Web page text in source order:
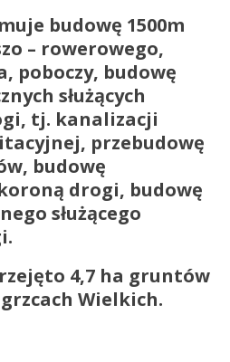
budowę 1500m
– rowerowego,
poboczy, budowę
służących
tj. kanalizacji
przebudowę
budowę
drogi, budowę
służącego
4,7 ha gruntów
Wielkich.